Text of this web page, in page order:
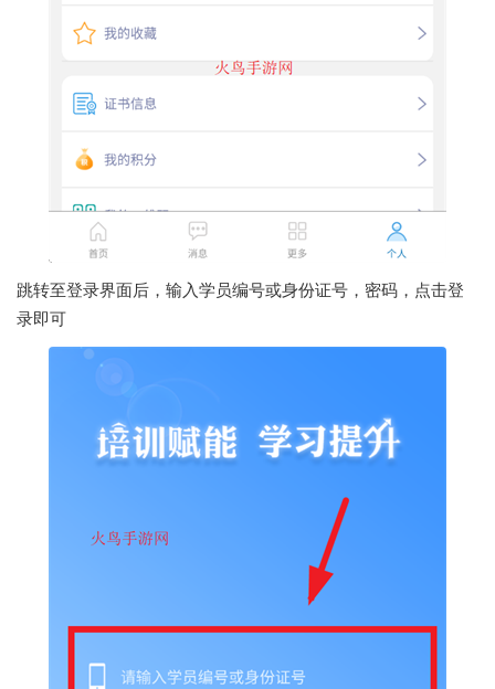
跳转至登录界面后，输入学员编号或身份证号，密码，点击登
录即可